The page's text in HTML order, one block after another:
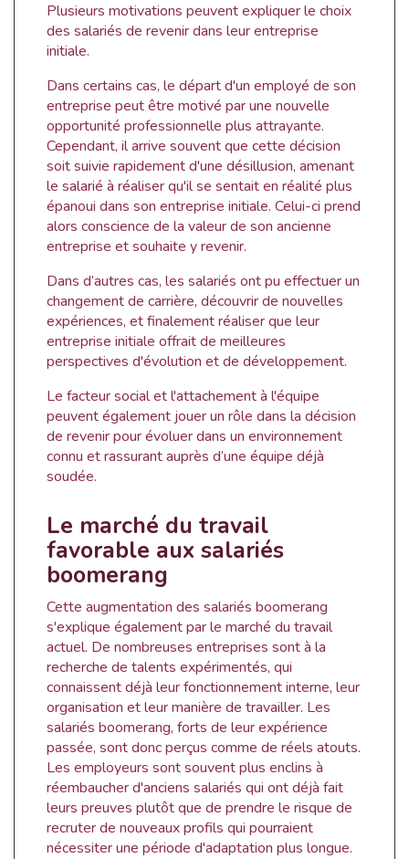
Plusieurs motivations peuvent expliquer le choix
des salariés de revenir dans leur entreprise
initiale.
Dans certains cas, le départ d'un employé de son
entreprise peut être motivé par une nouvelle
opportunité professionnelle plus attrayante.
Cependant, il arrive souvent que cette décision
soit suivie rapidement d'une désillusion, amenant
le salarié à réaliser qu'il se sentait en réalité plus
épanoui dans son entreprise initiale. Celui-ci prend
alors conscience de la valeur de son ancienne
entreprise et souhaite y revenir.
Dans d’autres cas, les salariés ont pu effectuer un
changement de carrière, découvrir de nouvelles
expériences, et finalement réaliser que leur
entreprise initiale offrait de meilleures
perspectives d'évolution et de développement.
Le facteur social et l'attachement à l'équipe
peuvent également jouer un rôle dans la décision
de revenir pour évoluer dans un environnement
connu et rassurant auprès d’une équipe déjà
soudée.
Le marché du travail
favorable aux salariés
boomerang
Cette augmentation des salariés boomerang
s'explique également par le marché du travail
actuel. De nombreuses entreprises sont à la
recherche de talents expérimentés, qui
connaissent déjà leur fonctionnement interne, leur
organisation et leur manière de travailler. Les
salariés boomerang, forts de leur expérience
passée, sont donc perçus comme de réels atouts.
Les employeurs sont souvent plus enclins à
réembaucher d'anciens salariés qui ont déjà fait
leurs preuves plutôt que de prendre le risque de
recruter de nouveaux profils qui pourraient
nécessiter une période d'adaptation plus longue.